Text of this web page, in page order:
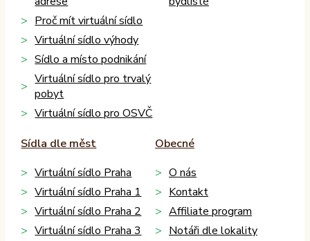
Proč mít virtuální sídlo
Virtuální sídlo výhody
Sídlo a místo podnikání
Virtuální sídlo pro trvalý
pobyt
Virtuální sídlo pro OSVČ
Sídla dle měst
Virtuální sídlo Praha
Virtuální sídlo Praha 1
Virtuální sídlo Praha 2
Virtuální sídlo Praha 3
Obecné
O nás
Kontakt
Affiliate program
Notáři dle lokality